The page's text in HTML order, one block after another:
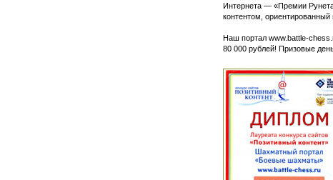
Интернета — «Премии
контентом,
Наш портал www.battle-
80 000 рублей! Призовые